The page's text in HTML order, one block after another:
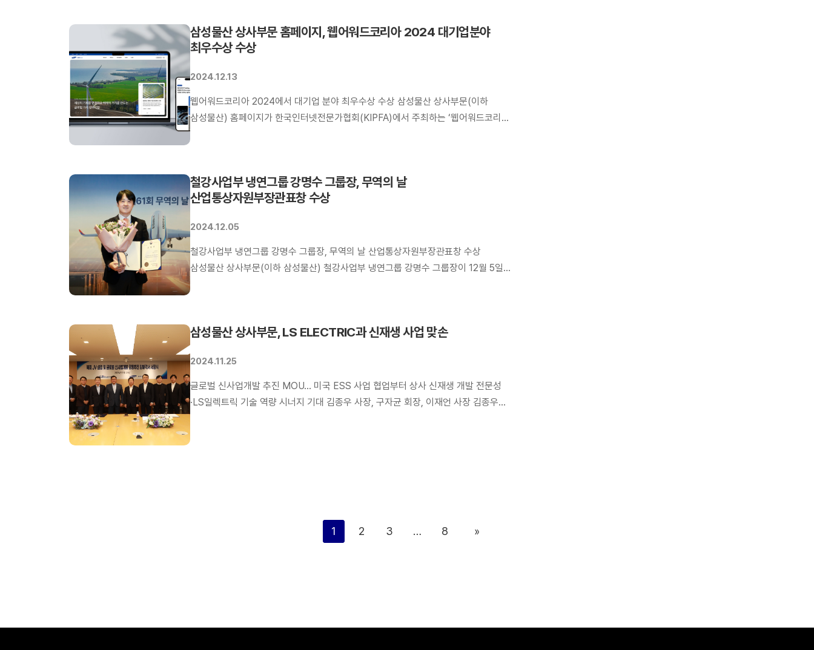
삼성물산 상사부문 홈페이지, 웹어워드코리아 2024 대기업분야
최우수상 수상
2024.12.13
웹어워드코리아 2024에서 대기업 분야 최우수상 수상 삼성물산 상사부문(이하
삼성물산) 홈페이지가 한국인터넷전문가협회(KIPFA)에서 주최하는 ‘웹어워드코리아
삼성물산은 올해초 이용자의 편의성을 제고하고 콘텐츠를 보다 효과적으로 제공하기
위해 홈페이지를 전면 개편했다. 회사 및 사업에 대한 정보를 […]
철강사업부 냉연그룹 강명수 그룹장, 무역의 날
산업통상자원부장관표창 수상
2024.12.05
철강사업부 냉연그룹 강명수 그룹장, 무역의 날 산업통상자원부장관표창 수상
삼성물산 상사부문(이하 삼성물산) 철강사업부 냉연그룹 강명수 그룹장이 12월 5일
이들을 대상으로 포상을 실시하고 있다. 올해 열린 […]
삼성물산 상사부문, LS ELECTRIC과 신재생 사업 맞손
2024.11.25
글로벌 신사업개발 추진 MOU… 미국 ESS 사업 협업부터 상사 신재생 개발 전문성
·LS일렉트릭 기술 역량 시너지 기대 김종우 사장, 구자균 회장, 이재언 사장 김종우
1 2 3 … 8 »